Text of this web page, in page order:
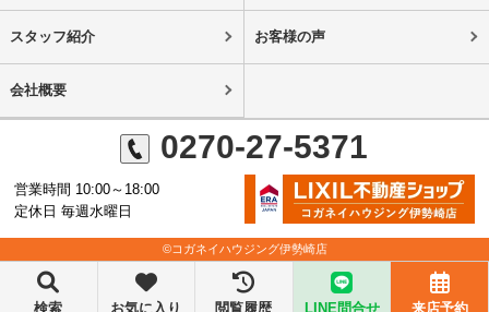
スタッフ紹介 お客様の声
会社概要
0270-27-5371
営業時間 10:00～18:00
定休日 毎週水曜日
©コガネイハウジング伊勢崎店
検索 お気に入り 閲覧履歴 LINE問合せ 来店予約